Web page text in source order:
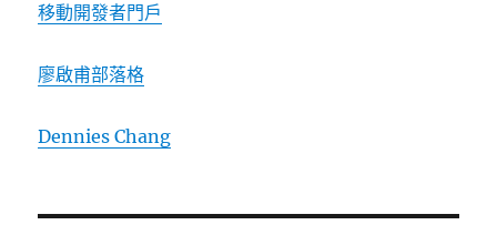
移動開發者門戶
廖啟甫部落格
Dennies Chang